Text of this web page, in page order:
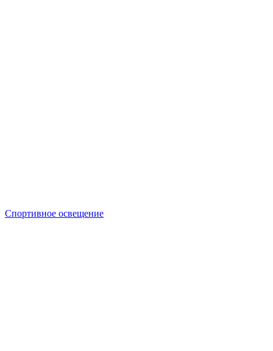
Спортивное освещение